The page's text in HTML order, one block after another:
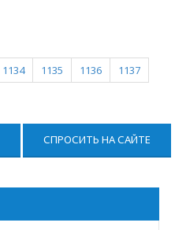
1134 1135 1136
1137
СПРОСИТЬ НА САЙТЕ